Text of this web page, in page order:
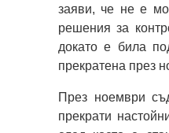
заяви, че не е
решения за
докато е била
прекратена през
През ноември
прекрати